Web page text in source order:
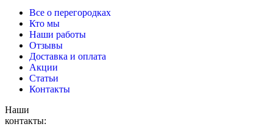
Все о перегородках
Кто мы
Наши работы
Отзывы
Доставка и оплата
Акции
Статьи
Контакты
Наши
контакты: